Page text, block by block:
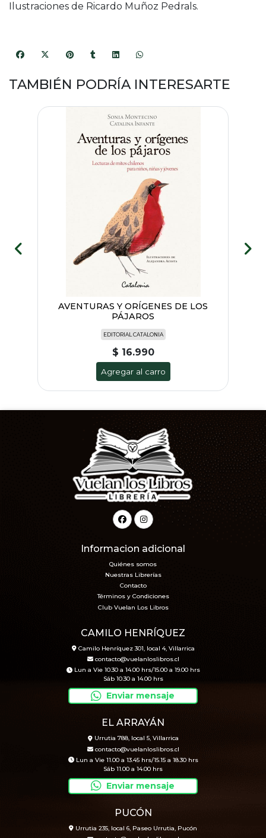
Ilustraciones de Ricardo Muñoz Pedrals.
TAMBIÉN PODRÍA INTERESARTE
AVENTURAS Y ORÍGENES DE LOS
PÁJAROS
EDITORIAL CATALONIA
$ 16.990
Agregar al carro
Informacion adicional
Quiénes somos
Nuestras Librerías
Contacto
Términos y Condiciones
Club Vuelan Los Libros
CAMILO HENRÍQUEZ
Camilo Henríquez 301, local 4, Villarrica
contacto@vuelanloslibros.cl
Lun a Vie 10.30 a 14.00 hrs/15.00 a 19.00 hrs
Sáb 10.30 a 14.00 hrs
Enviar mensaje
EL ARRAYÁN
Urrutia 788, local 5, Villarrica
contacto@vuelanloslibros.cl
Lun a Vie 11.00 a 13.45 hrs/15.15 a 18.30 hrs
Sáb 11.00 a 14.00 hrs
Enviar mensaje
PUCÓN
Urrutia 235, local 6, Paseo Urrutia, Pucón